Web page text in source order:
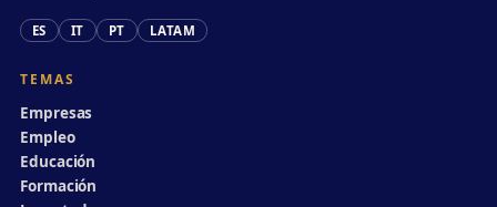
ES IT PT LATAM
TEMAS
Empresas
Empleo
Educación
Formación